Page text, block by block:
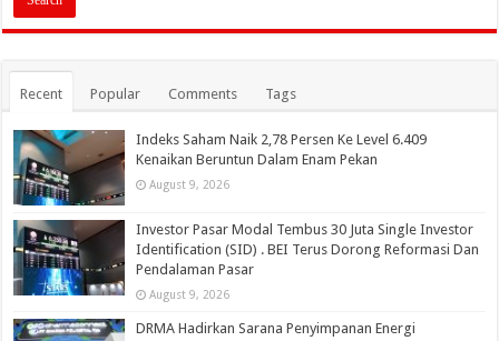
Recent Popular Comments Tags
Indeks Saham Naik 2,78 Persen Ke Level 6.409
Kenaikan Beruntun Dalam Enam Pekan
August 9, 2026
Investor Pasar Modal Tembus 30 Juta Single Investor
Identification (SID) . BEI Terus Dorong Reformasi Dan
Pendalaman Pasar
August 9, 2026
DRMA Hadirkan Sarana Penyimpanan Energi